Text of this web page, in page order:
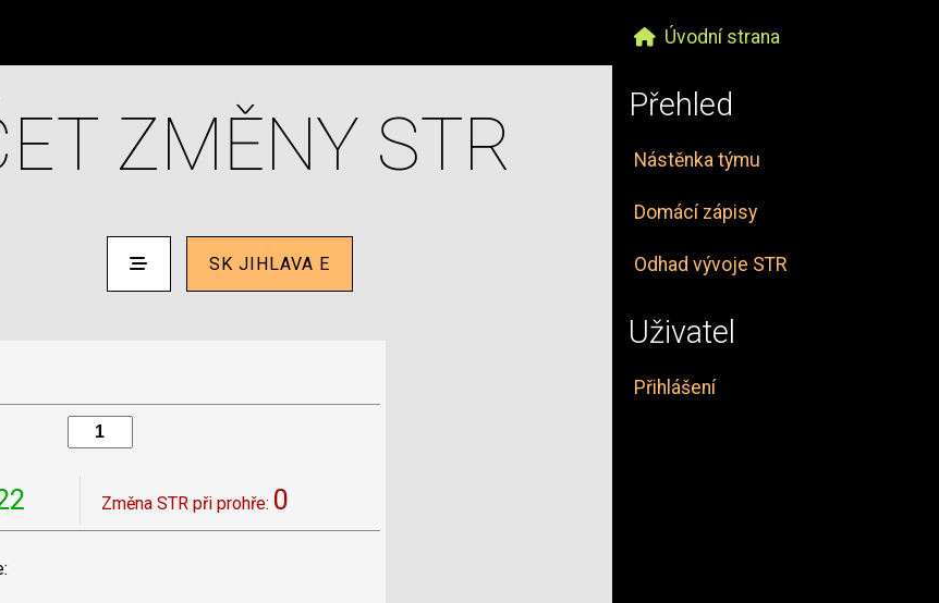
Úvodní strana
Přehled
Nástěnka týmu
Domácí zápisy
Odhad vývoje STR
Uživatel
Přihlášení
ZMĚNY STR
SK JIHLAVA E
Změna STR při prohře: 0